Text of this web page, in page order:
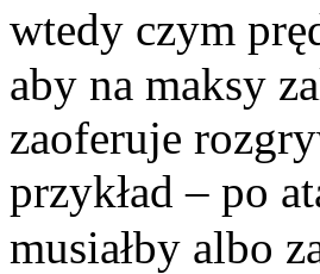
wtedy czym
aby na maksy
zaoferuje
przykład – po
musiałby albo